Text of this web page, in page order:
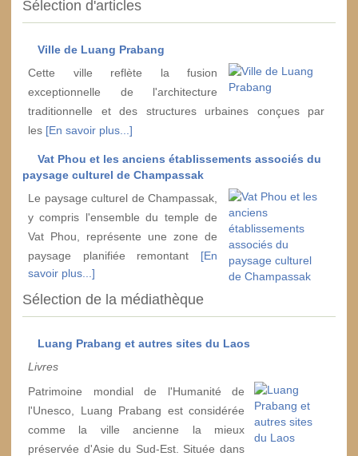
Sélection d'articles
Ville de Luang Prabang
Cette ville reflète la fusion
exceptionnelle de l'architecture
traditionnelle et des structures urbaines conçues par
les [En savoir plus...]
Vat Phou et les anciens établissements associés du
paysage culturel de Champassak
Le paysage culturel de Champassak,
y compris l'ensemble du temple de
Vat Phou, représente une zone de
paysage planifiée remontant [En
savoir plus...]
Sélection de la médiathèque
Luang Prabang et autres sites du Laos
Livres
Patrimoine mondial de l'Humanité de
l'Unesco, Luang Prabang est considérée
comme la ville ancienne la mieux
préservée d'Asie du Sud-Est. Située dans